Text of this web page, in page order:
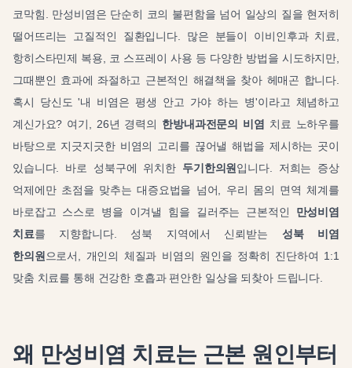
코막힘. 만성비염은 단순히 코의 불편함을 넘어 일상의 질을 현저히
떨어뜨리는 고질적인 질환입니다. 많은 분들이 이비인후과 치료,
항히스타민제 복용, 코 스프레이 사용 등 다양한 방법을 시도하지만,
그때뿐인 효과에 좌절하고 근본적인 해결책을 찾아 헤매곤 합니다.
혹시 당신도 '내 비염은 평생 안고 가야 하는 병'이라고 체념하고
계신가요? 여기, 26년 경력의 한방내과전문의 비염
치료 노하우를
바탕으로 지긋지긋한 비염의 고리를 끊어낼 해법을 제시하는 곳이
있습니다. 바로 성북구에 위치한 두기한의원 입니다. 저희는 증상
억제에만 초점을 맞추는 대증요법을 넘어, 우리 몸의 면역 체계를
바로잡고 스스로 병을 이겨낼 힘을 길러주는 근본적인 만성비염
치료를 지향합니다. 성북 지역에서 신뢰받는 성북 비염
한의원 으로서, 개인의 체질과 비염의 원인을 정확히 진단하여 1:1
맞춤 치료를 통해 건강한 호흡과 편안한 일상을 되찾아 드립니다.
왜 만성비염 치료는 근본 원인부터